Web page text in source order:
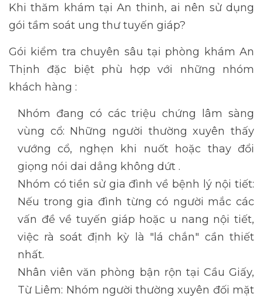
Khi thăm khám tại An thinh, ai nên sử dụng
gói tầm soát ung thư tuyến giáp?
Gói kiểm tra chuyên sâu tại phòng khám An
Thịnh đặc biệt phù hợp với những nhóm
khách hàng :
Nhóm đang có các triệu chứng lâm sàng
vùng cổ: Những người thường xuyên thấy
vướng cổ, nghẹn khi nuốt hoặc thay đổi
giọng nói dai dẳng không dứt .
Nhóm có tiền sử gia đình về bệnh lý nội tiết:
Nếu trong gia đình từng có người mắc các
vấn đề về tuyến giáp hoặc u nang nội tiết,
việc rà soát định kỳ là "lá chắn" cần thiết
nhất.
Nhân viên văn phòng bận rộn tại Cầu Giấy,
Từ Liêm: Nhóm người thường xuyên đối mặt